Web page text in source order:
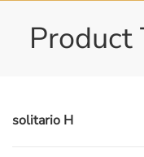
Product
solitario H